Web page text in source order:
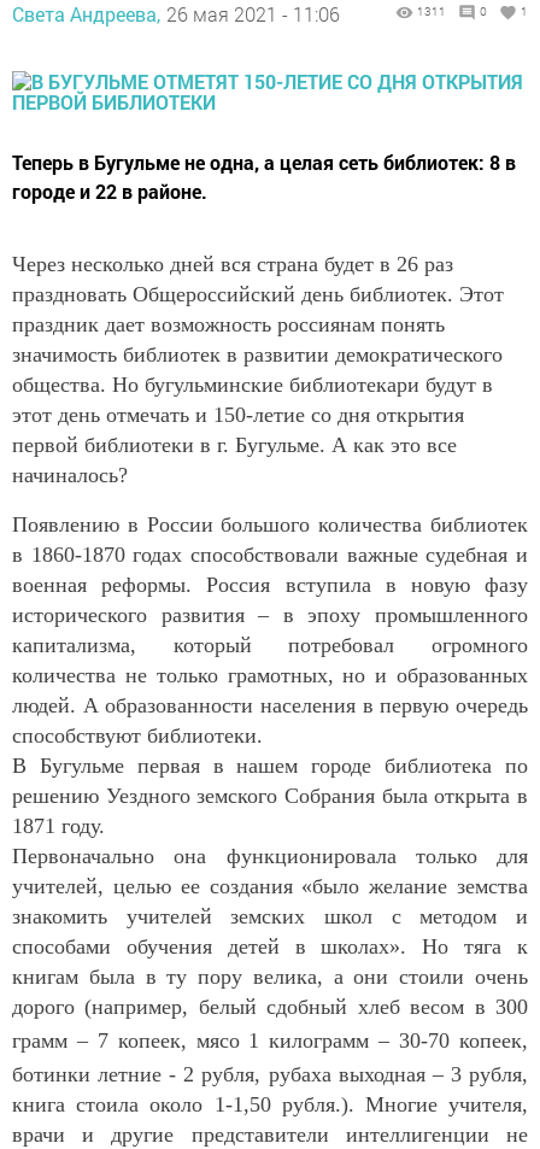
Света Андреева, 26 мая 2021 - 11:06 1311 0 1
Теперь в Бугульме не одна, а целая сеть библиотек: 8 в
городе и 22 в районе.
Через несколько дней вся страна будет в 26 раз
праздновать Общероссийский день библиотек. Этот
праздник дает возможность россиянам понять
значимость библиотек в развитии демократического
общества. Но бугульминские библиотекари будут в
этот день отмечать и 150-летие со дня открытия
первой библиотеки в г. Бугульме. А как это все
начиналось?
Появлению в России большого количества библиотек
в 1860-1870 годах способствовали важные судебная и
военная реформы. Россия вступила в новую фазу
исторического развития – в эпоху промышленного
капитализма, который потребовал огромного
количества не только грамотных, но и образованных
людей. А образованности населения в первую очередь
способствуют библиотеки.
В Бугульме первая в нашем городе библиотека по
решению Уездного земского Собрания была открыта в
1871 году.
Первоначально она функционировала только для
учителей, целью ее создания «было желание земства
знакомить учителей земских школ с методом и
способами обучения детей в школах». Но тяга к
книгам была в ту пору велика, а они стоили очень
дорого (например, белый сдобный хлеб весом в 300
грамм – 7 копеек, мясо 1 килограмм – 30-70 копеек,
ботинки летние - 2 рубля, рубаха выходная – 3 рубля,
книга стоила около 1-1,50 рубля.). Многие учителя,
врачи и другие представители интеллигенции не